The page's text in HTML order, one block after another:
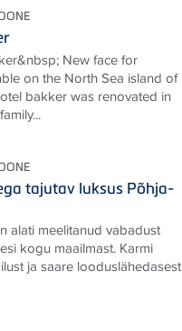
New face for
on the North Sea island of
bakker was renovated in
tajutav luksus Põhja-
alati meelitanud vabadust
kogu maailmast. Karmi
ja saare looduslähedasest